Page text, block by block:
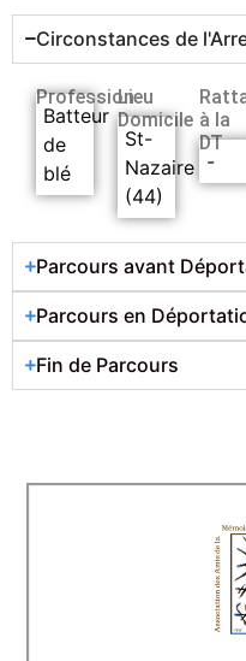
Circonstances de
Profession
Batteur
de
blé
Lieu
Domicile
St-
Nazaire
(44)
à la
DT
-
Parcours avant
Parcours en
Fin de Parcours